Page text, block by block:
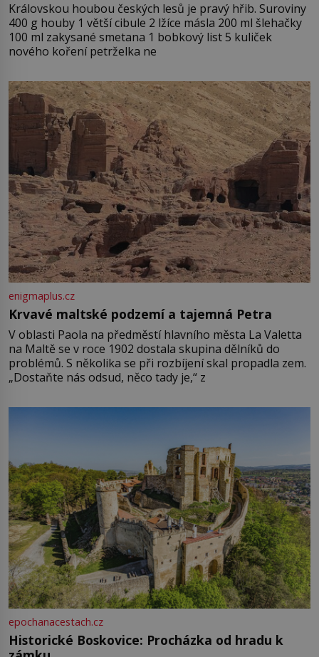
Královskou houbou českých lesů je pravý hřib. Suroviny
400 g houby 1 větší cibule 2 lžíce másla 200 ml šlehačky
100 ml zakysané smetana 1 bobkový list 5 kuliček
nového koření petrželka ne
enigmaplus.cz
Krvavé maltské podzemí a tajemná Petra
V oblasti Paola na předměstí hlavního města La Valetta
na Maltě se v roce 1902 dostala skupina dělníků do
problémů. S několika se při rozbíjení skal propadla zem.
„Dostaňte nás odsud, něco tady je,“ z
epochanacestach.cz
Historické Boskovice: Procházka od hradu k